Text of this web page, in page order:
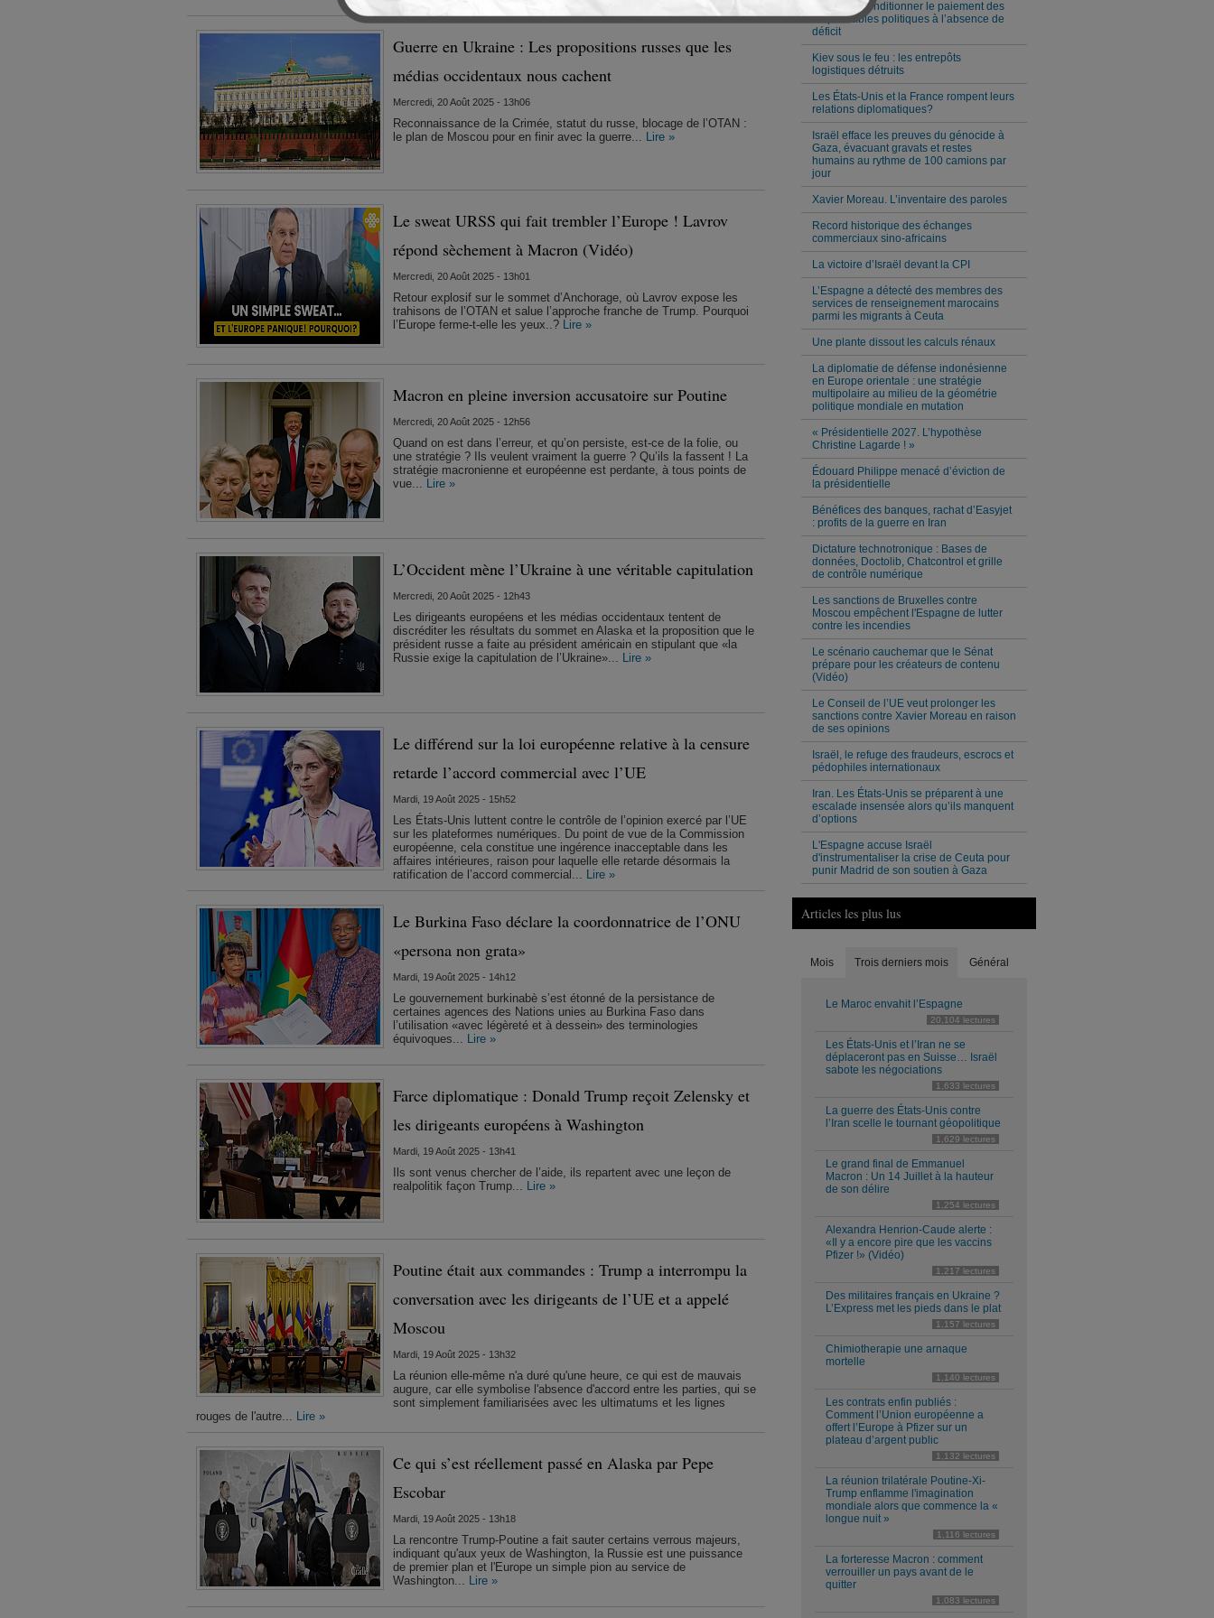
Guerre en Ukraine : Les propositions russes que les
médias occidentaux nous cachent
Mercredi, 20 Août 2025 - 13h06
Reconnaissance de la Crimée, statut du russe, blocage de l’OTAN :
le plan de Moscou pour en finir avec la guerre... Lire »
Le sweat URSS qui fait trembler l’Europe ! Lavrov
répond sèchement à Macron (Vidéo)
Mercredi, 20 Août 2025 - 13h01
Retour explosif sur le sommet d’Anchorage, où Lavrov expose les
trahisons de l’OTAN et salue l’approche franche de Trump. Pourquoi
l’Europe ferme-t-elle les yeux..? Lire »
Macron en pleine inversion accusatoire sur Poutine
Mercredi, 20 Août 2025 - 12h56
Quand on est dans l’erreur, et qu’on persiste, est-ce de la folie, ou
une stratégie ? Ils veulent vraiment la guerre ? Qu’ils la fassent ! La
stratégie macronienne et européenne est perdante, à tous points de
vue... Lire »
L’Occident mène l’Ukraine à une véritable capitulation
Mercredi, 20 Août 2025 - 12h43
Les dirigeants européens et les médias occidentaux tentent de
discréditer les résultats du sommet en Alaska et la proposition que le
président russe a faite au président américain en stipulant que «la
Russie exige la capitulation de l’Ukraine»... Lire »
Le différend sur la loi européenne relative à la censure
retarde l’accord commercial avec l’UE
Mardi, 19 Août 2025 - 15h52
Les États-Unis luttent contre le contrôle de l’opinion exercé par l’UE
sur les plateformes numériques. Du point de vue de la Commission
européenne, cela constitue une ingérence inacceptable dans les
affaires intérieures, raison pour laquelle elle retarde désormais la
ratification de l’accord commercial... Lire »
Le Burkina Faso déclare la coordonnatrice de l’ONU
«persona non grata»
Mardi, 19 Août 2025 - 14h12
Le gouvernement burkinabè s’est étonné de la persistance de
certaines agences des Nations unies au Burkina Faso dans
l’utilisation «avec légèreté et à dessein» des terminologies
équivoques... Lire »
Farce diplomatique : Donald Trump reçoit Zelensky et
les dirigeants européens à Washington
Mardi, 19 Août 2025 - 13h41
Ils sont venus chercher de l’aide, ils repartent avec une leçon de
realpolitik façon Trump... Lire »
Poutine était aux commandes : Trump a interrompu la
conversation avec les dirigeants de l’UE et a appelé
Moscou
Mardi, 19 Août 2025 - 13h32
La réunion elle-même n'a duré qu'une heure, ce qui est de mauvais
augure, car elle symbolise l'absence d'accord entre les parties, qui se
sont simplement familiarisées avec les ultimatums et les lignes
rouges de l'autre... Lire »
Ce qui s’est réellement passé en Alaska par Pepe
Escobar
Mardi, 19 Août 2025 - 13h18
La rencontre Trump-Poutine a fait sauter certains verrous majeurs,
indiquant qu'aux yeux de Washington, la Russie est une puissance
de premier plan et l'Europe un simple pion au service de
Washington... Lire »
Milei veut conditionner le paiement des
responsables politiques à l’absence de
déficit
Kiev sous le feu : les entrepôts
logistiques détruits
Les États-Unis et la France rompent leurs
relations diplomatiques?
Israël efface les preuves du génocide à
Gaza, évacuant gravats et restes
humains au rythme de 100 camions par
jour
Xavier Moreau. L’inventaire des paroles
Record historique des échanges
commerciaux sino-africains
La victoire d’Israël devant la CPI
L’Espagne a détecté des membres des
services de renseignement marocains
parmi les migrants à Ceuta
Une plante dissout les calculs rénaux
La diplomatie de défense indonésienne
en Europe orientale : une stratégie
multipolaire au milieu de la géométrie
politique mondiale en mutation
« Présidentielle 2027. L’hypothèse
Christine Lagarde ! »
Édouard Philippe menacé d’éviction de
la présidentielle
Bénéfices des banques, rachat d’Easyjet
: profits de la guerre en Iran
Dictature technotronique : Bases de
données, Doctolib, Chatcontrol et grille
de contrôle numérique
Les sanctions de Bruxelles contre
Moscou empêchent l'Espagne de lutter
contre les incendies
Le scénario cauchemar que le Sénat
prépare pour les créateurs de contenu
(Vidéo)
Le Conseil de l’UE veut prolonger les
sanctions contre Xavier Moreau en raison
de ses opinions
Israël, le refuge des fraudeurs, escrocs et
pédophiles internationaux
Iran. Les États-Unis se préparent à une
escalade insensée alors qu’ils manquent
d’options
L'Espagne accuse Israël
d'instrumentaliser la crise de Ceuta pour
punir Madrid de son soutien à Gaza
Articles les plus lus
Mois Trois derniers mois Général
Le Maroc envahit l’Espagne
20,104 lectures
Les États-Unis et l’Iran ne se
déplaceront pas en Suisse… Israël
sabote les négociations
1,633 lectures
La guerre des États-Unis contre
l’Iran scelle le tournant géopolitique
1,629 lectures
Le grand final de Emmanuel
Macron : Un 14 Juillet à la hauteur
de son délire
1,254 lectures
Alexandra Henrion-Caude alerte :
«Il y a encore pire que les vaccins
Pfizer !» (Vidéo)
1,217 lectures
Des militaires français en Ukraine ?
L’Express met les pieds dans le plat
1,157 lectures
Chimiotherapie une arnaque
mortelle
1,140 lectures
Les contrats enfin publiés :
Comment l’Union européenne a
offert l’Europe à Pfizer sur un
plateau d’argent public
1,132 lectures
La réunion trilatérale Poutine-Xi-
Trump enflamme l'imagination
mondiale alors que commence la «
longue nuit »
1,116 lectures
La forteresse Macron : comment
verrouiller un pays avant de le
quitter
1,083 lectures